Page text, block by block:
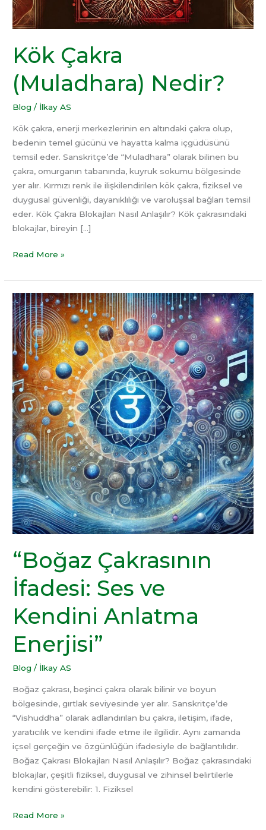
Kök Çakra
(Muladhara) Nedir?
Blog / İlkay AS
Kök çakra, enerji merkezlerinin en altındaki çakra olup,
bedenin temel gücünü ve hayatta kalma içgüdüsünü
temsil eder. Sanskritçe’de “Muladhara” olarak bilinen bu
çakra, omurganın tabanında, kuyruk sokumu bölgesinde
yer alır. Kırmızı renk ile ilişkilendirilen kök çakra, fiziksel ve
duygusal güvenliği, dayanıklılığı ve varoluşsal bağları temsil
eder. Kök Çakra Blokajları Nasıl Anlaşılır? Kök çakrasındaki
blokajlar, bireyin […]
Read More »
“Boğaz Çakrasının
İfadesi: Ses ve
Kendini Anlatma
Enerjisi”
Blog / İlkay AS
Boğaz çakrası, beşinci çakra olarak bilinir ve boyun
bölgesinde, gırtlak seviyesinde yer alır. Sanskritçe’de
“Vishuddha” olarak adlandırılan bu çakra, iletişim, ifade,
yaratıcılık ve kendini ifade etme ile ilgilidir. Aynı zamanda
içsel gerçeğin ve özgünlüğün ifadesiyle de bağlantılıdır.
Boğaz Çakrası Blokajları Nasıl Anlaşılır? Boğaz çakrasındaki
blokajlar, çeşitli fiziksel, duygusal ve zihinsel belirtilerle
kendini gösterebilir: 1. Fiziksel
“Boğaz
Çakrasının
İfadesi:
Ses
ve
Kendini
Anlatma
Enerjisi”
Read More »